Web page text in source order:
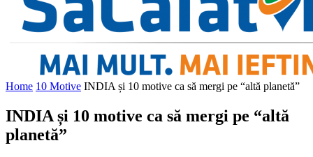
Home 10 Motive INDIA și 10 motive ca să mergi pe “altă planetă”
INDIA și 10 motive ca să mergi pe “altă
planetă”